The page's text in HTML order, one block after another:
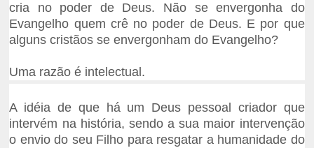
cria no poder de Deus. Não se envergonha do
Evangelho quem crê no poder de Deus. E por que
alguns cristãos se envergonham do Evangelho?
Uma razão é intelectual.
A idéia de que há um Deus pessoal criador que
intervém na história, sendo a sua maior intervenção
o envio do seu Filho para resgatar a humanidade do